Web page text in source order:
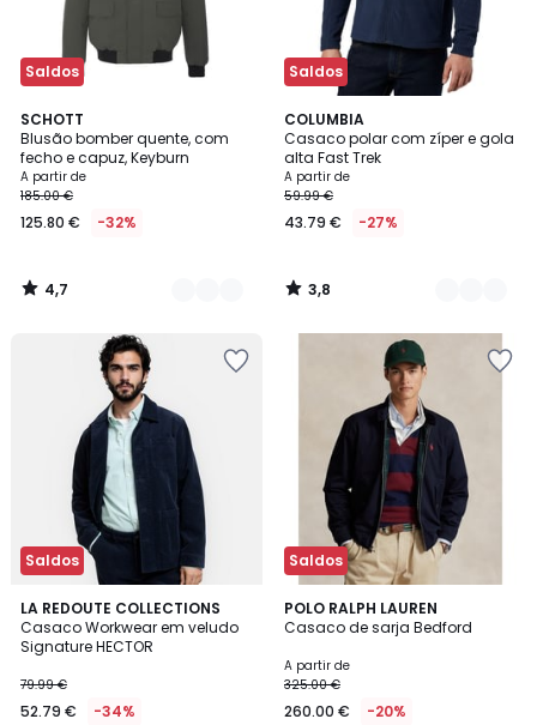
Saldos
SCHOTT
Blusão bomber quente, com
fecho e capuz, Keyburn
A partir de
185.00 €
125.80 € -32%
4,7
/ 5
2
Cores
4,7
/
Saldos
COLUMBIA
Casaco polar com zíper e gola
alta Fast Trek
A partir de
59.99 €
43.79 € -27%
3,8
/ 5
3
Cores
3,8
/
Saldos
LA REDOUTE COLLECTIONS
Casaco Workwear em veludo
Signature HECTOR
79.99 €
52.79 € -34%
4,7
/ 5
3
Cores
Saldos
POLO RALPH LAUREN
Casaco de sarja Bedford
A partir de
325.00 €
260.00 € -20%
4,5
/ 5
2
Cores